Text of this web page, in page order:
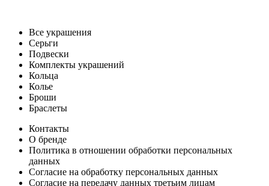
Все украшения
Серьги
Подвески
Комплекты украшений
Кольца
Колье
Броши
Браслеты
Контакты
О бренде
Политика в отношении обработки персональных
данных
Согласие на обработку персональных данных
Согласие на передачу данных третьим лицам